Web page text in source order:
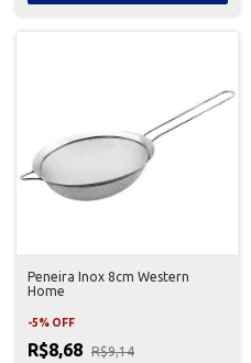
Peneira Inox 8cm Western
Home
-5% OFF
R$8,68 R$9,14